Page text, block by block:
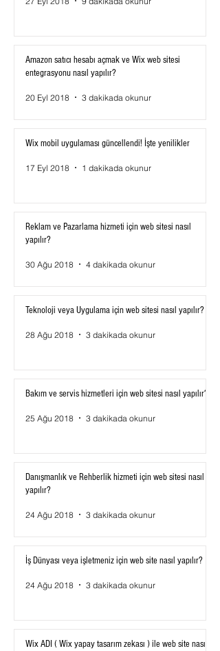
Amazon satıcı hesabı açmak ve Wix web sitesi
entegrasyonu nasıl yapılır?
20 Eyl 2018 3 dakikada okunur
Wix mobil uygulaması güncellendi! İşte yenilikler
17 Eyl 2018 1 dakikada okunur
Reklam ve Pazarlama hizmeti için web sitesi nasıl
yapılır?
30 Ağu 2018 4 dakikada okunur
Teknoloji veya Uygulama için web sitesi nasıl yapılır?
28 Ağu 2018 3 dakikada okunur
Bakım ve servis hizmetleri için web sitesi nasıl yapılır?
25 Ağu 2018 3 dakikada okunur
Danışmanlık ve Rehberlik hizmeti için web sitesi nasıl
yapılır?
24 Ağu 2018 3 dakikada okunur
İş Dünyası veya işletmeniz için web site nasıl yapılır?
24 Ağu 2018 3 dakikada okunur
Wix ADI ( Wix yapay tasarım zekası ) ile web site nasıl